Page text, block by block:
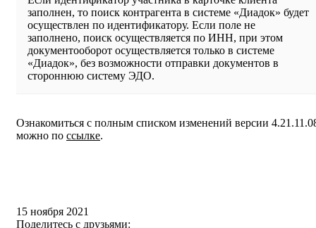
заполнен, то поиск контрагента в системе «Диадок» будет
осуществлен по идентификатору. Если поле не
заполнено, поиск осуществляется по ИНН, при этом
документооборот осуществляется только в системе
«Диадок», без возможности отправки документов в
стороннюю систему ЭДО.
Ознакомиться с полным списком изменений версии
можно по ссылке.
15 ноября 2021
Поделитесь с друзьями: